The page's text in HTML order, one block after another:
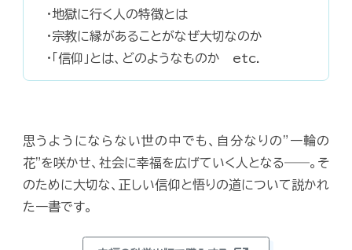
・地獄に行く人の特徴とは
・宗教に縁があることがなぜ大切なのか
・「信仰」とは、どのようなものか etc.
思うようにならない世の中でも、自分なりの"一輪の
花"を咲かせ、社会に幸福を広げていく人となる――。そ
のために大切な、正しい信仰と悟りの道について説かれ
た一書です。